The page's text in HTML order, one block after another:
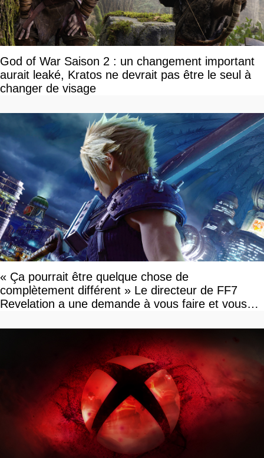
God of War Saison 2 : un changement important
aurait leaké, Kratos ne devrait pas être le seul à
changer de visage
« Ça pourrait être quelque chose de
complètement différent » Le directeur de FF7
Revelation a une demande à vous faire et vous